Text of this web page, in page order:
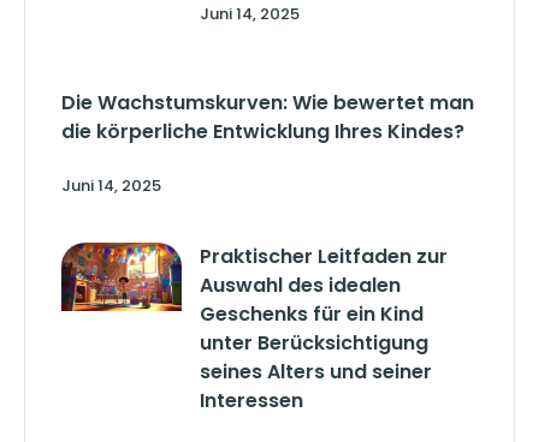
Juni 14, 2025
Die Wachstumskurven: Wie bewertet man
die körperliche Entwicklung Ihres Kindes?
Juni 14, 2025
Praktischer Leitfaden zur
Auswahl des idealen
Geschenks für ein Kind
unter Berücksichtigung
seines Alters und seiner
Interessen